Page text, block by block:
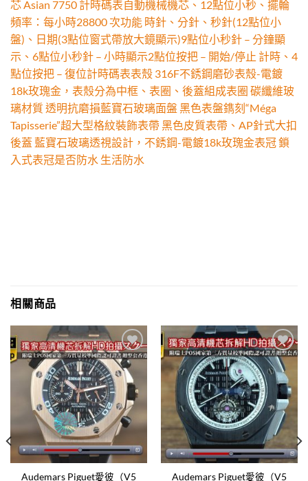
芯 Asian 7750 計時碼表自動機械機芯、12點位小秒、擺輪
頻率：每小時28800 次功能 時針、分針、秒針(12點位小
盤)、日期(3點位窗式帶放大鏡顯示)9點位小秒針 – 分鐘顯
示、6點位小秒針 – 小時顯示2點位按把 – 開始/停止 計時、4
點位按把 – 復位計時碼表表殼 316F不銹鋼磨砂表殼-電鍍
18k玫瑰金，表殼分為中框、表圈、後蓋組成表圈 碳纖維玻
璃材質 透明抗磨損藍寶石玻璃面盤 黑色表盤鐫刻“Méga
Tapisserie”超大型格紋裝飾表帶 黑色皮質表帶、AP針式大扣
後蓋 藍寶石玻璃透視設計，不銹鋼-電鍍18k玫瑰金表冠 鎖
入式表冠是否防水 生活防水
相關商品
Add to
wishlist
Audemars Piguet愛彼（V5
Add to
wishlist
Audemars Piguet愛彼（V5